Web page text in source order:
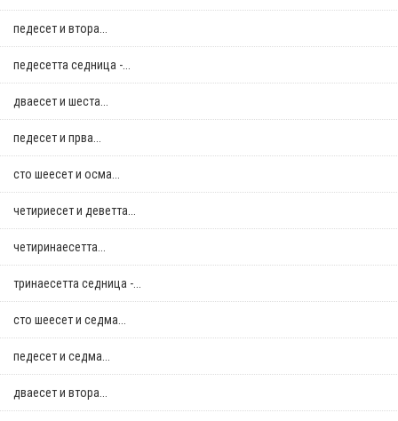
педесет и втора...
педесетта седница -...
дваесет и шеста...
педесет и прва...
сто шеесет и осма...
четириесет и деветта...
четиринаесетта...
тринаесетта седница -...
сто шеесет и седма...
педесет и седма...
дваесет и втора...